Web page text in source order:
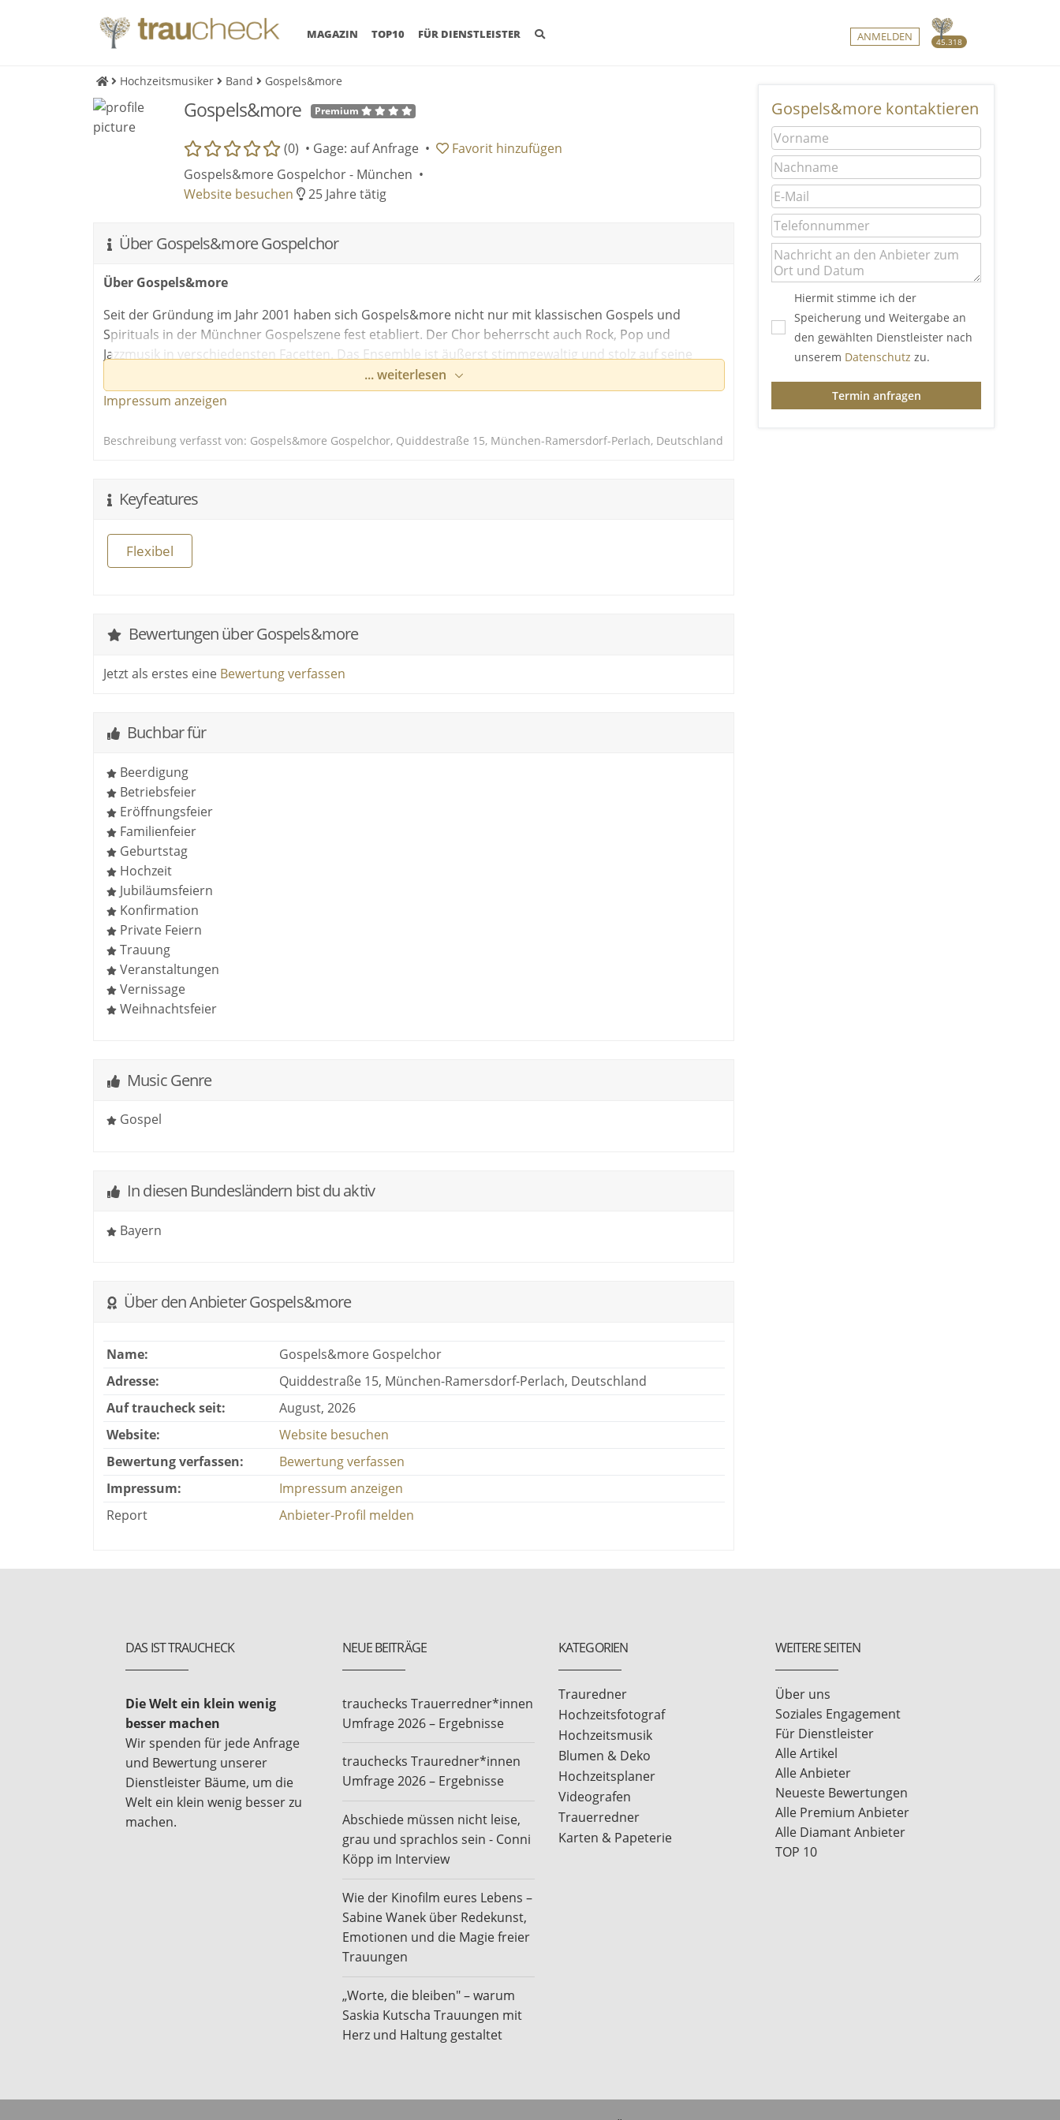
45.318
MAGAZIN (CURRENT)
TOP10 FÜR DIENSTLEISTER ANMELDEN
Hochzeitsmusiker Band Gospels&more
Gospels&more Premium
(0) • Gage: auf Anfrage • Favorit hinzufügen
Gospels&more Gospelchor - München •
Website besuchen
25 Jahre tätig
Über Gospels&more Gospelchor
Über Gospels&more
Seit der Gründung im Jahr 2001 haben sich Gospels&more nicht nur mit klassischen Gospels und
Spirituals in der Münchner Gospelszene fest etabliert. Der Chor beherrscht auch Rock, Pop und
Jazzmusik in verschiedensten Facetten. Das Ensemble ist äußerst stimmgewaltig und stolz auf seine
choreigenen Solisten. Unter der musikalischen Leitung des bekannten Münchner Pianisten Michael
Armann werden die musikalischen Arrangements dieser Gruppe zu einem echten Hörerlebnis.
... weiterlesen
Impressum anzeigen
Beschreibung verfasst von: Gospels&more Gospelchor, Quiddestraße 15, München-Ramersdorf-Perlach, Deutschland
Keyfeatures
Flexibel
Bewertungen über Gospels&more
Jetzt als erstes eine Bewertung verfassen
Buchbar für
Beerdigung
Betriebsfeier
Eröffnungsfeier
Familienfeier
Geburtstag
Hochzeit
Jubiläumsfeiern
Konfirmation
Private Feiern
Trauung
Veranstaltungen
Vernissage
Weihnachtsfeier
Music Genre
Gospel
In diesen Bundesländern bist du aktiv
Bayern
Über den Anbieter Gospels&more
Name:
Gospels&more Gospelchor
Adresse:
Quiddestraße 15, München-Ramersdorf-Perlach, Deutschland
Auf traucheck seit:
August, 2026
Website:
Website besuchen
Bewertung verfassen:
Bewertung verfassen
Impressum:
Impressum anzeigen
Report
Anbieter-Profil melden
Gospels&more kontaktieren
Hiermit stimme ich der
Speicherung und Weitergabe an
den gewählten Dienstleister nach
unserem Datenschutz zu.
Termin anfragen
DAS IST TRAUCHECK
Die Welt ein klein wenig
besser machen
Wir spenden für jede Anfrage
und Bewertung unserer
Dienstleister Bäume, um die
Welt ein klein wenig besser zu
machen.
NEUE BEITRÄGE
trauchecks Trauerredner*innen
Umfrage 2026 – Ergebnisse
trauchecks Trauredner*innen
Umfrage 2026 – Ergebnisse
Abschiede müssen nicht leise,
grau und sprachlos sein - Conni
Köpp im Interview
Wie der Kinofilm eures Lebens –
Sabine Wanek über Redekunst,
Emotionen und die Magie freier
Trauungen
„Worte, die bleiben" – warum
Saskia Kutscha Trauungen mit
Herz und Haltung gestaltet
KATEGORIEN
Trauredner
Hochzeitsfotograf
Hochzeitsmusik
Blumen & Deko
Hochzeitsplaner
Videografen
Trauerredner
Karten & Papeterie
WEITERE SEITEN
Über uns
Soziales Engagement
Für Dienstleister
Alle Artikel
Alle Anbieter
Neueste Bewertungen
Alle Premium Anbieter
Alle Diamant Anbieter
TOP 10